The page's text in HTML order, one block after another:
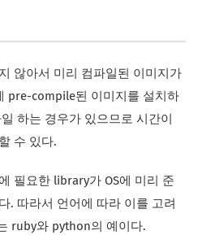
않아서 미리 컴파일된 이미지가
pre-compile된 이미지를 설치하
하는 경우가 있으므로 시간이
수 있다.
필요한 library가 OS에 미리 준
. 따라서 언어에 따라 이를 고려
ruby와 python의 예이다.